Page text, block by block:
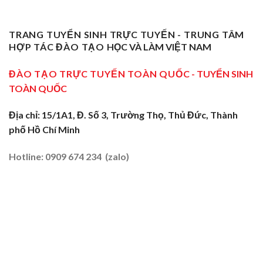
Nghề
Cửa
Ngõ
Miền
2026
Tây
Ninh:
Truyền
Tại
Dạy
Nghề
Sơ
Tại
Sóc
Nghề
Tại
Lúa
TRANG TUYỂN SINH TRỰC TUYẾN - TRUNG TÂM
HỢP TÁC ĐÀO TẠO HỌC VÀ LÀM VIỆT NAM
ĐÀO TẠO TRỰC TUYẾN TOÀN QUỐC - TUYỂN SINH
TOÀN QUỐC
Địa chỉ: 15/1A1, Đ. Số 3, Trường Thọ, Thủ Đức, Thành
phố Hồ Chí Minh
Hotline: 0909 674 234 (zalo)